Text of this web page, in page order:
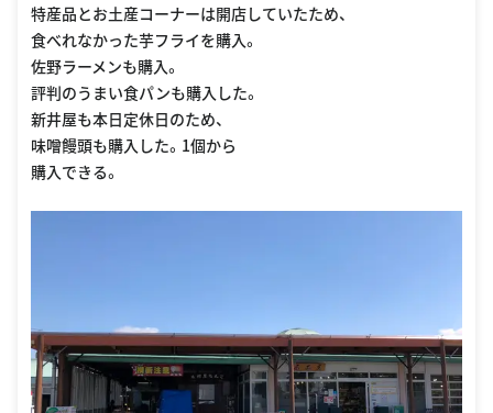
特産品とお土産コーナーは開店していたため、
食べれなかった芋フライを購入。
佐野ラーメンも購入。
評判のうまい食パンも購入した。
新井屋も本日定休日のため、
味噌饅頭も購入した。1個から
購入できる。